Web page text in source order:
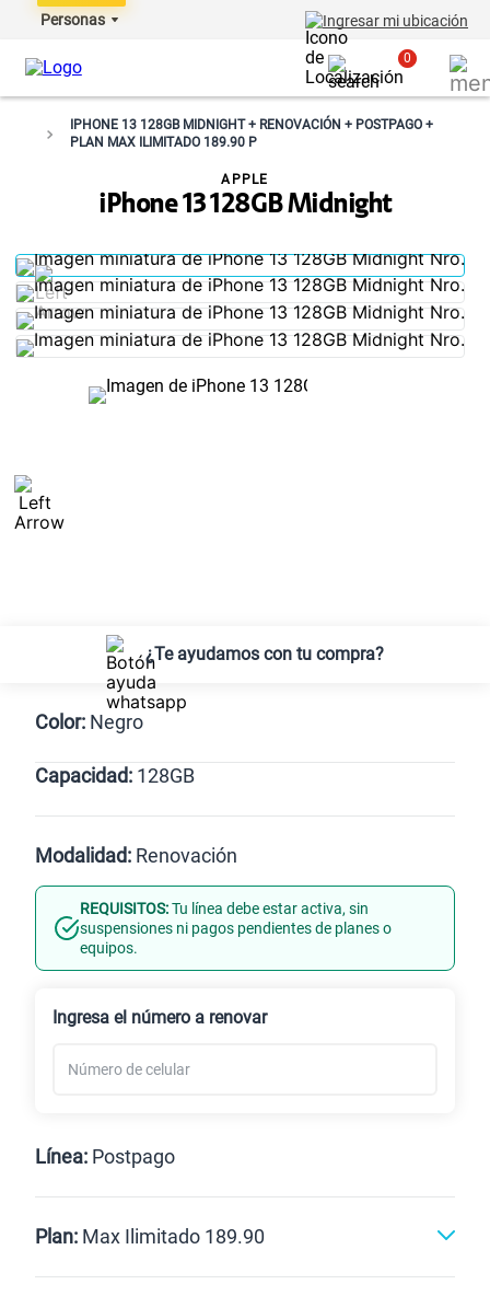
Personas Ingresar mi ubicación
0
IPHONE 13 128GB MIDNIGHT + RENOVACIÓN + POSTPAGO +
PLAN MAX ILIMITADO 189.90 P
iPhone 13 128GB Midnight
APPLE
¿Te ayudamos con tu compra?
Color: Negro
Capacidad: 128GB
128GB
Modalidad: Renovación
Línea Nueva Portabilidad
REQUISITOS:Tu línea debe estar activa, sin
suspensiones ni pagos pendientes de planes o
equipos.
Ingresa el número a renovar
Línea: Postpago
Postpago
Plan: Max Ilimitado 189.90